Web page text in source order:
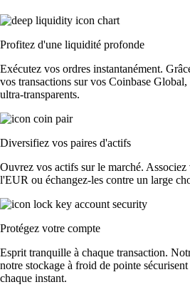
Profitez d'une liquidité profonde
Exécutez vos ordres instantanément.
vos transactions sur vos Coinbase
ultra-transparents.
Diversifiez vos paires d'actifs
Ouvrez vos actifs sur le marché.
l'EUR ou échangez-les contre un large
Protégez votre compte
Esprit tranquille à chaque transaction.
notre stockage à froid de pointe
chaque instant.